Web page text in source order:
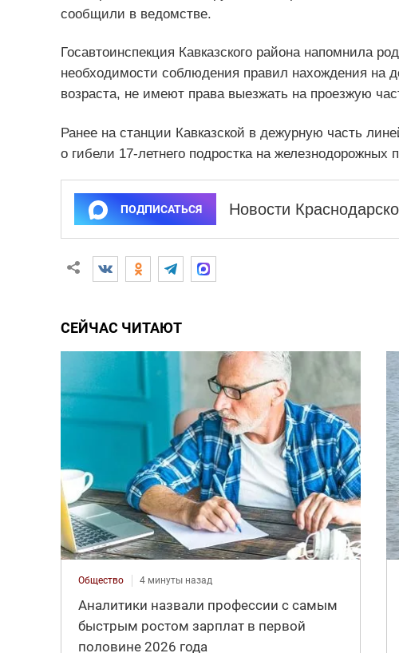
сообщили в ведомстве.
Госавтоинспекция Кавказского района напомнила
необходимости соблюдения правил нахождения на
возраста, не имеют права выезжать на проезжую
Ранее на станции Кавказской в дежурную часть
о гибели 17-летнего подростка на железнодорожных
ПОДПИСАТЬСЯ Новости
СЕЙЧАС ЧИТАЮТ
Общество 4 минуты назад
Аналитики назвали профессии с самым
быстрым ростом зарплат в первой
половине 2026 года